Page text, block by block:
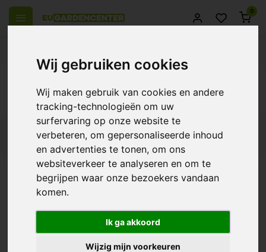
Wij gebruiken cookies
Wij maken gebruik van cookies en andere
tracking-technologieën om uw
surfervaring op onze website te
verbeteren, om gepersonaliseerde inhoud
en advertenties te tonen, om ons
websiteverkeer te analyseren en om te
begrijpen waar onze bezoekers vandaan
komen.
Ik ga akkoord
Wijzig mijn voorkeuren
0
Producten getagd met CA 15%
€7,89